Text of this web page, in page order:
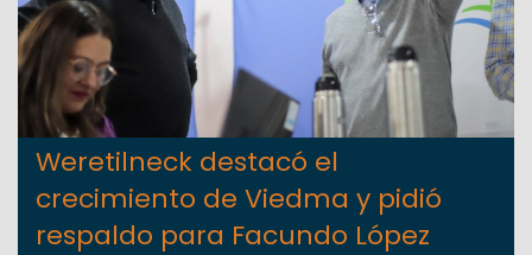
Weretilneck destacó el
crecimiento de Viedma y pidió
respaldo para Facundo López